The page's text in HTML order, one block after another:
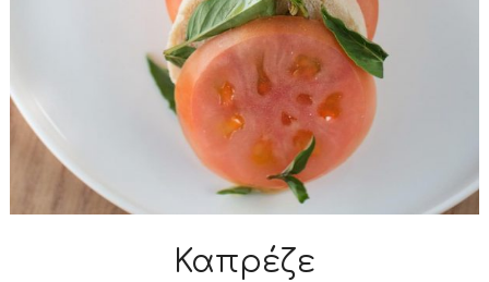
Καπρέζε